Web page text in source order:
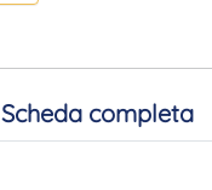
Scheda completa